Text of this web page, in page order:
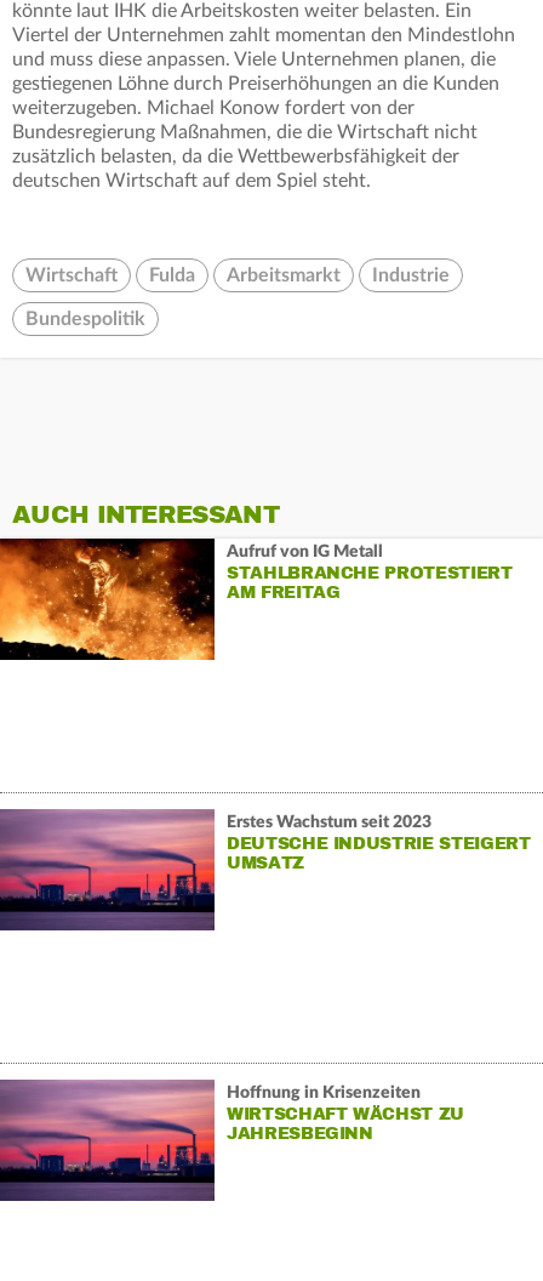
könnte laut IHK die Arbeitskosten weiter belasten. Ein
Viertel der Unternehmen zahlt momentan den Mindestlohn
und muss diese anpassen. Viele Unternehmen planen, die
gestiegenen Löhne durch Preiserhöhungen an die Kunden
weiterzugeben. Michael Konow fordert von der
Bundesregierung Maßnahmen, die die Wirtschaft nicht
zusätzlich belasten, da die Wettbewerbsfähigkeit der
deutschen Wirtschaft auf dem Spiel steht.
Wirtschaft Fulda Arbeitsmarkt Industrie
Bundespolitik
AUCH INTERESSANT
Aufruf von IG Metall
STAHLBRANCHE PROTESTIERT
AM FREITAG
Erstes Wachstum seit 2023
DEUTSCHE INDUSTRIE STEIGERT
UMSATZ
Hoffnung in Krisenzeiten
WIRTSCHAFT WÄCHST ZU
JAHRESBEGINN